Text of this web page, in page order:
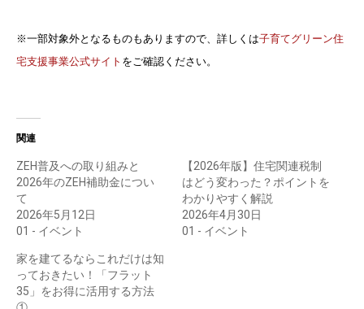
※一部対象外となるものもありますので、詳しくは子育てグリーン住
宅支援事業公式サイト をご確認ください。
関連
ZEH普及への取り組みと
2026年のZEH補助金につい
て
2026年5月12日
01 - イベント
【2026年版】住宅関連税制
はどう変わった？ポイントを
わかりやすく解説
2026年4月30日
01 - イベント
家を建てるならこれだけは知
っておきたい！「フラット
35」をお得に活用する方法